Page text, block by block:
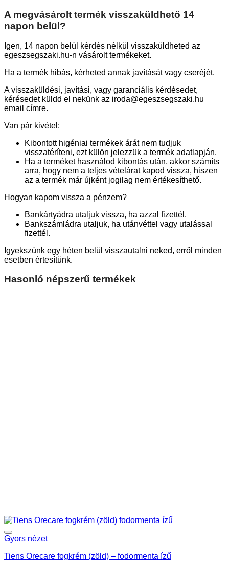
A megvásárolt termék visszaküldhető 14
napon belül?
Igen, 14 napon belül kérdés nélkül visszaküldheted az
egeszsegszaki.hu-n vásárolt termékeket.
Ha a termék hibás, kérheted annak javítását vagy cseréjét.
A visszaküldési, javítási, vagy garanciális kérdésedet,
kérésedet küldd el nekünk az iroda@egeszsegszaki.hu
email címre.
Van pár kivétel:
Kibontott higéniai termékek árát nem tudjuk
visszatéríteni, ezt külön jelezzük a termék adatlapján.
Ha a terméket használod kibontás után, akkor számíts
arra, hogy nem a teljes vételárat kapod vissza, hiszen
az a termék már újként jogilag nem értékesíthető.
Hogyan kapom vissza a pénzem?
Bankártyádra utaljuk vissza, ha azzal fizettél.
Bankszámládra utaljuk, ha utánvéttel vagy utalással
fizettél.
Igyekszünk egy héten belül visszautalni neked, erről minden
esetben értesítünk.
Hasonló népszerű termékek
Gyors nézet
Tiens Orecare fogkrém (zöld) – fodormenta ízű